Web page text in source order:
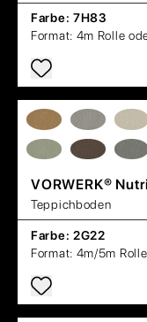
Farbe: 7H83
Format: 4m Rolle
VORWERK®
Teppichboden
Farbe: 2G22
Format: 4m/5m